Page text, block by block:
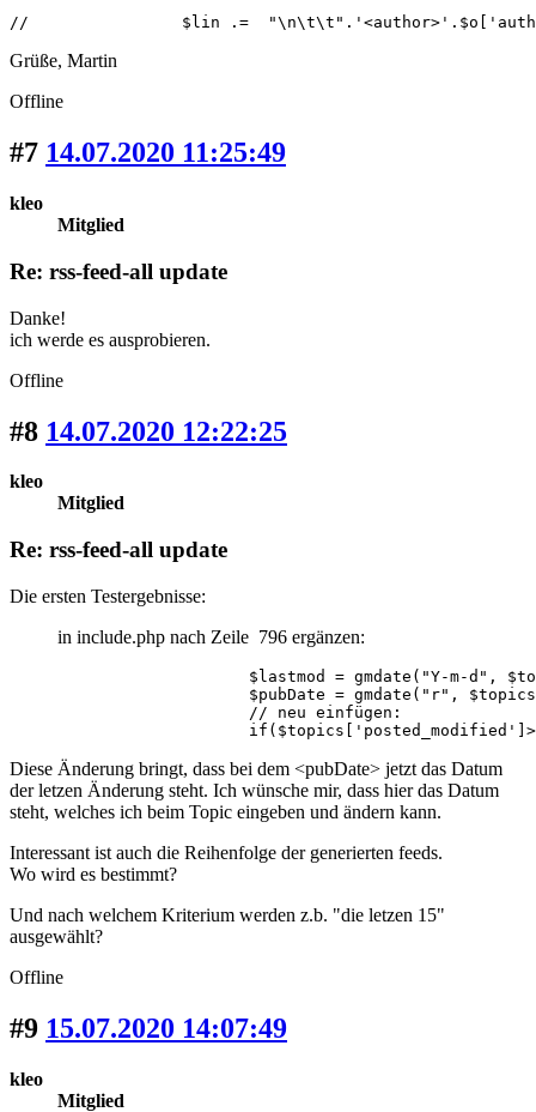
//                $lin .=
Grüße, Martin
Offline
#7 14.07.2020 11:25:49
kleo
Mitglied
Re: rss-feed-all update
Danke!
ich werde es ausprobieren.
Offline
#8 14.07.2020 12:22:25
kleo
Mitglied
Re: rss-feed-all update
Die ersten Testergebnisse:
in include.php nach Zeile 796 ergänzen:
$lastmod = gmdate("Y-m-d",
$pubDate = gmdate("r",
                    // neu einfügen:
Diese Änderung bringt, dass bei dem <pubDate> jetzt das Datum
der letzen Änderung steht. Ich wünsche mir, dass hier das Datum
steht, welches ich beim Topic eingeben und ändern kann.
Interessant ist auch die Reihenfolge der generierten feeds.
Wo wird es bestimmt?
Und nach welchem Kriterium werden z.b. "die letzen 15"
ausgewählt?
Offline
#9 15.07.2020 14:07:49
kleo
Mitglied